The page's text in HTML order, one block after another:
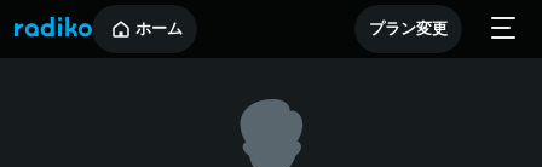
ホーム プラン変更